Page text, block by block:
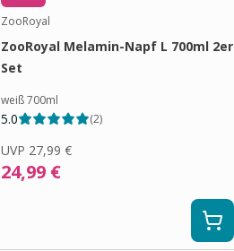
ZooRoyal
ZooRoyal Melamin-Napf L 700ml 2er
Set
weiß 700ml
5.0 (2)
UVP 27,99 €
24,99 €